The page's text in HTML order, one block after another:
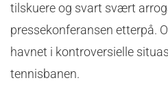
tilskuere og svart svært
pressekonferansen etterpå.
havnet i kontroversielle
tennisbanen.